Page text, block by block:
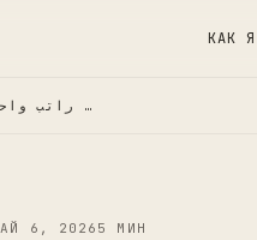
КАК
راتب واحد، شخصان: كيفية إعداد …
6, 2026 5 МИН